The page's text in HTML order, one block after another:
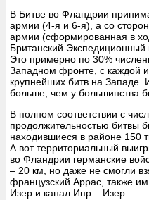
В Битве во Фландрии
армии (4-я и 6-я), а со
армии (сформированная в
Британский Экспедиционный
Это примерно по 30%
Западном фронте, с каждой
крупнейших битв на
больше, чем у большинства
В полном соответствии с
продолжительностью битвы
находившиеся в районе 150
А вот территориальный
во Фландрии германские
– 20 км, но даже не смогли
французский Аррас, также
Изер и канал Ипр – Изер.